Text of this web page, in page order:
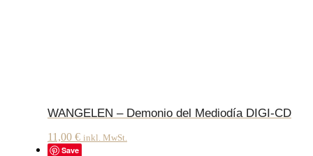
WANGELEN – Demonio del Mediodía DIGI-CD
11,00 € inkl. MwSt.
Save